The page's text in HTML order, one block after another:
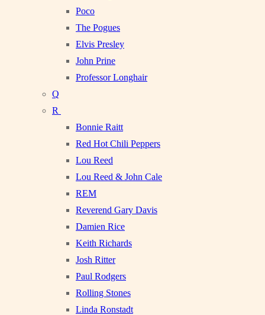
Poco
The Pogues
Elvis Presley
John Prine
Professor Longhair
Q
R
Bonnie Raitt
Red Hot Chili Peppers
Lou Reed
Lou Reed & John Cale
REM
Reverend Gary Davis
Damien Rice
Keith Richards
Josh Ritter
Paul Rodgers
Rolling Stones
Linda Ronstadt